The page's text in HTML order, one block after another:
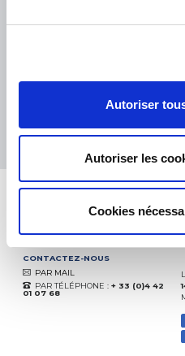
Autoriser
Autoriser les
Cookies
Basé sur
CONTACTEZ-NOUS
PAR MAIL
PAR TÉLÉPHONE : + 33 (0)4 42
01 07 68